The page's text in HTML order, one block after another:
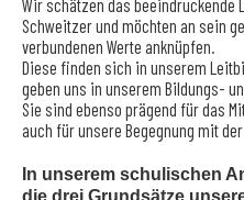
Wir schätzen das beeindruckende
Schweitzer und möchten an sein
verbundenen Werte anknüpfen.
Diese finden sich in unserem
geben uns in unserem Bildungs-
Sie sind ebenso prägend für das
auch für unsere Begegnung mit der
In unserem schulischen
die drei Grundsätze